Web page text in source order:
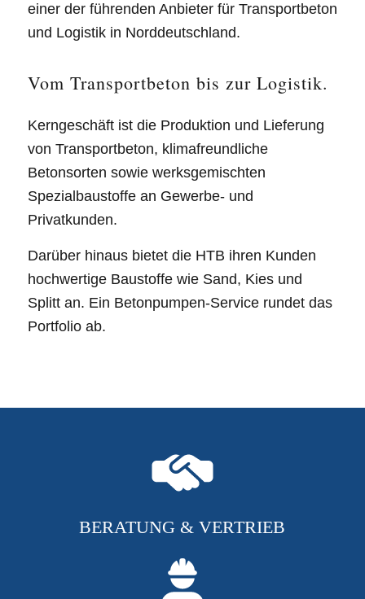
einer der führenden Anbieter für Transportbeton
und Logistik in Norddeutschland.
Vom Transportbeton bis zur Logistik.
Kerngeschäft ist die Produktion und Lieferung
von Transportbeton, klimafreundliche
Betonsorten sowie werksgemischten
Spezialbaustoffe an Gewerbe- und
Privatkunden.
Darüber hinaus bietet die HTB ihren Kunden
hochwertige Baustoffe wie Sand, Kies und
Splitt an. Ein Betonpumpen-Service rundet das
Portfolio ab.
BERATUNG & VERTRIEB